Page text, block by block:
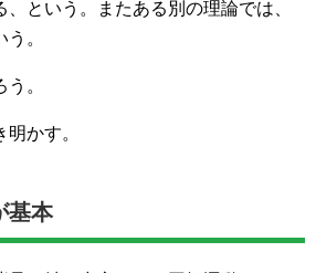
という。またある別の理論では、
。
。
かす。
基本